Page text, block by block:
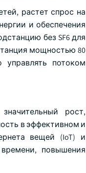
растет спрос на
и обеспечения
без SF6 для
мощностью 80
потоком
рост,
в эффективном и
вещей (IoT) и
повышения